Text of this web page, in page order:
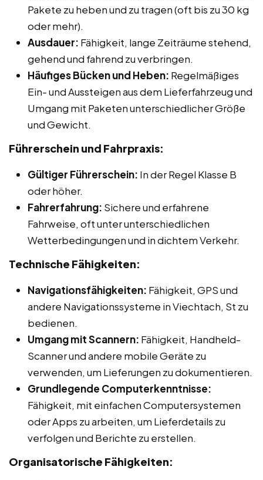
Pakete zu heben und zu tragen (oft bis zu 30 kg
oder mehr).
Ausdauer: Fähigkeit, lange Zeiträume stehend,
gehend und fahrend zu verbringen.
Häufiges Bücken und Heben: Regelmäßiges
Ein- und Aussteigen aus dem Lieferfahrzeug und
Umgang mit Paketen unterschiedlicher Größe
und Gewicht.
Führerschein und Fahrpraxis:
Gültiger Führerschein: In der Regel Klasse B
oder höher.
Fahrerfahrung: Sichere und erfahrene
Fahrweise, oft unter unterschiedlichen
Wetterbedingungen und in dichtem Verkehr.
Technische Fähigkeiten:
Navigationsfähigkeiten: Fähigkeit, GPS und
andere Navigationssysteme in Viechtach, St zu
bedienen.
Umgang mit Scannern: Fähigkeit, Handheld-
Scanner und andere mobile Geräte zu
verwenden, um Lieferungen zu dokumentieren.
Grundlegende Computerkenntnisse:
Fähigkeit, mit einfachen Computersystemen
oder Apps zu arbeiten, um Lieferdetails zu
verfolgen und Berichte zu erstellen.
Organisatorische Fähigkeiten: